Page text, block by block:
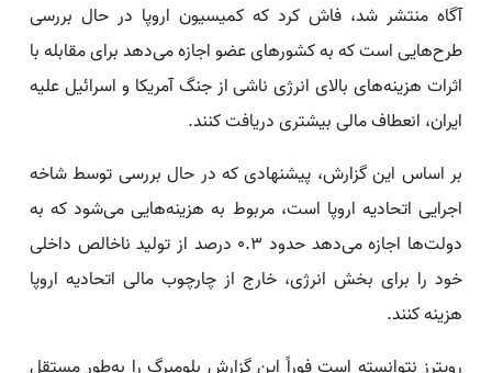
آگاه منتشر شد، فاش کرد که کمیسیون اروپا در حال بررسی
طرح‌هایی است که به کشورهای عضو اجازه می‌دهد برای مقابله با
اثرات هزینه‌های بالای انرژی ناشی از جنگ آمریکا و اسرائیل علیه
ایران، انعطاف مالی بیشتری دریافت کنند.
بر اساس این گزارش، پیشنهادی که در حال بررسی توسط شاخه
اجرایی اتحادیه اروپا است، مربوط به هزینه‌هایی می‌شود که به
دولت‌ها اجازه می‌دهد حدود 0.3 درصد از تولید ناخالص داخلی
خود را برای بخش انرژی، خارج از چارچوب مالی اتحادیه اروپا
هزینه کنند.